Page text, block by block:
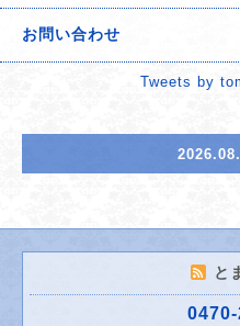
お問い合わせ
Tweets by
と